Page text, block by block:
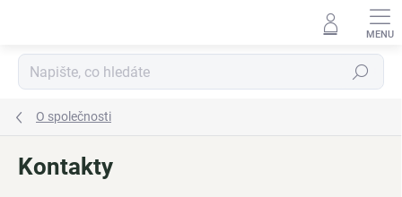
Hledat
O společnosti
Kontakty